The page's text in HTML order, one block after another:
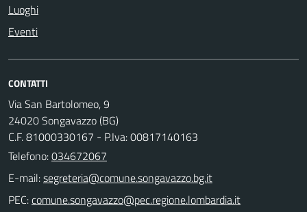
Luoghi
Eventi
CONTATTI
Via San Bartolomeo, 9
24020 Songavazzo (BG)
C.F. 81000330167 - P.Iva: 00817140163
Telefono:034672067
E-mail:
PEC: